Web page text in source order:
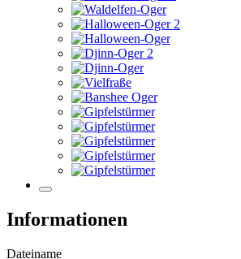
Informationen
Dateiname